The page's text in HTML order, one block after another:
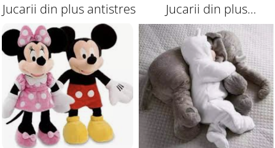
Jucarii din plus antistres
Jucarii din plus
interactive